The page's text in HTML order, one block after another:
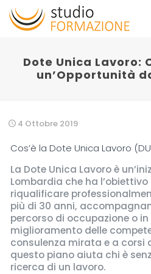
Dote Unica Lavoro:
un’Opportunità
4 Ottobre 2019
Cos’è la Dote Unica Lavoro
La Dote Unica Lavoro è
Lombardia che ha
riqualificare
più di 30 anni,
percorso di occupazione o
miglioramento delle
consulenza mirata e a corsi
questo piano aiuta chi è
ricerca di un lavoro.